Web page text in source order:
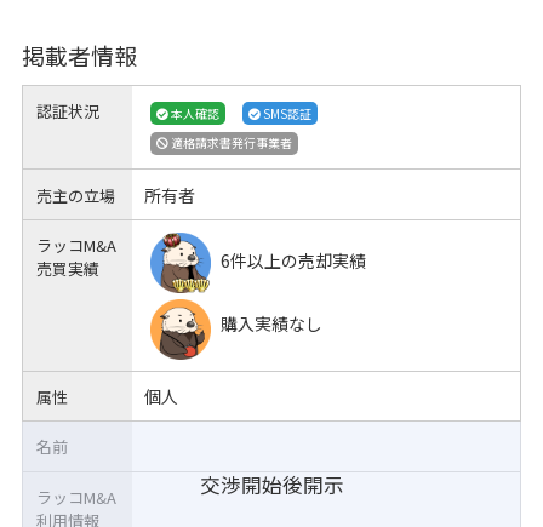
掲載者情報
認証状況 本人確認
SMS認証
適格請求書発行事業者
売主の立場 所有者
ラッコM&A
売買実績
6件以上の売却実績
購入実績なし
属性 個人
交渉開始後開示
名前
ラッコM&A
利用情報